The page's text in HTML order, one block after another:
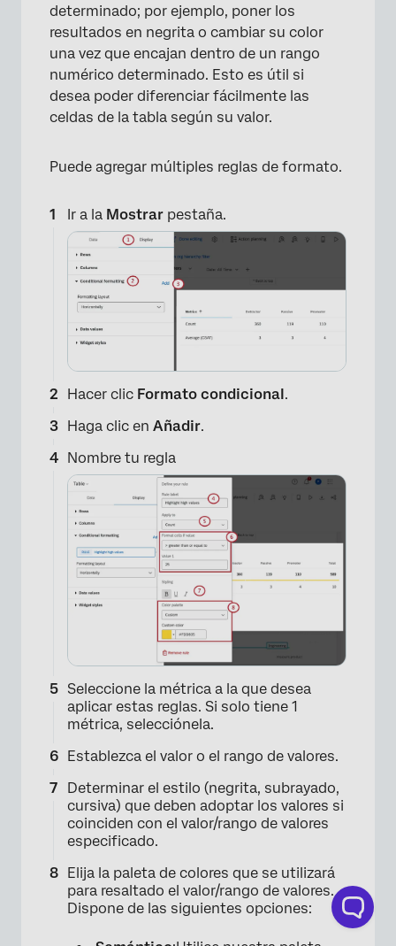
determinado; por ejemplo, poner los
resultados en negrita o cambiar su color
una vez que encajan dentro de un rango
numérico determinado. Esto es útil si
desea poder diferenciar fácilmente las
celdas de la tabla según su valor.
Puede agregar múltiples reglas de formato.
Ir a la Mostrar pestaña.
Hacer clic Formato condicional .
Haga clic en Añadir.
Nombre tu regla
Seleccione la métrica a la que desea
aplicar estas reglas. Si solo tiene 1
métrica, selecciónela.
Establezca el valor o el rango de valores.
Determinar el estilo (negrita, subrayado,
cursiva) que deben adoptar los valores si
coinciden con el valor/rango de valores
especificado.
Elija la paleta de colores que se utilizará
para resaltado el valor/rango de valores.
Dispone de las siguientes opciones: